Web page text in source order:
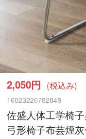
2,050円 (税込み)
16023226782848
佐盛人体工学椅
弓形椅子布芸煙